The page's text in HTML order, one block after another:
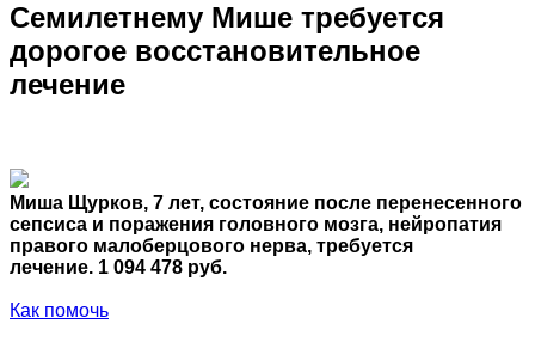
Семилетнему Мише требуется
дорогое восстановительное
лечение
Миша Щурков, 7 лет, состояние после перенесенного
сепсиса и поражения головного мозга, нейропатия
правого малоберцового нерва, требуется
лечение. 1 094 478 руб.
Как помочь